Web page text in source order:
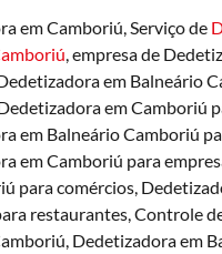
em Camboriú, Serviço de
, empresa de
em Balneário
em Camboriú
em Balneário Camboriú
em Camboriú para
para comércios,
restaurantes, Controle
Dedetizadora em